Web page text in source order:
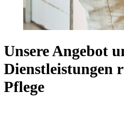
Unsere Angebot
Dienstleistungen
Pflege